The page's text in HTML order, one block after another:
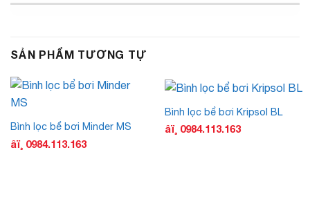
SẢN PHẨM TƯƠNG TỰ
Bình lọc bể bơi Minder MS
âï¸ 0984.113.163
Bình lọc bể bơi Kripsol BL
âï¸ 0984.113.163